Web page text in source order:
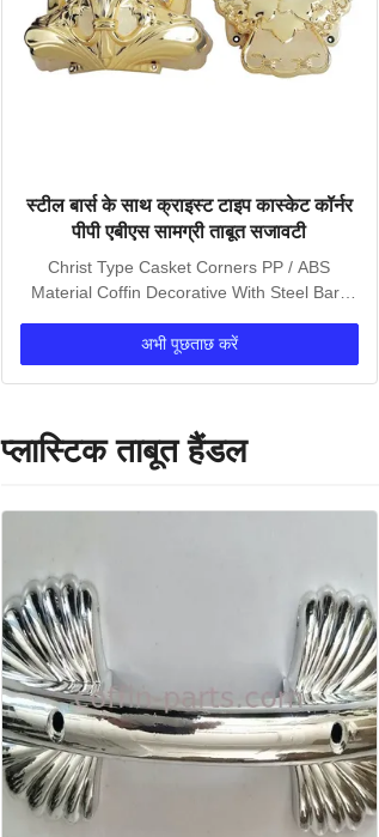
स्टील बार्स के साथ क्राइस्ट टाइप कास्केट कॉर्नर
पीपी एबीएस सामग्री ताबूत सजावटी
Christ Type Casket Corners PP / ABS
Material Coffin Decorative With Steel Bars
अभी पूछताछ करें
प्लास्टिक ताबूत हैंडल